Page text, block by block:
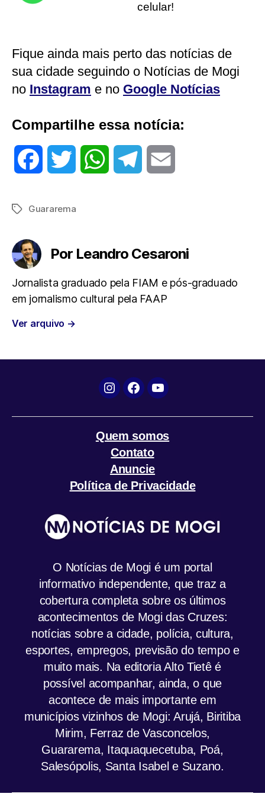
celular!
Fique ainda mais perto das notícias de
sua cidade seguindo o Notícias de Mogi
no Instagram e no Google Notícias
Compartilhe essa notícia:
o
o
k
e A
p
r
m
TagsGuararema
Por Leandro Cesaroni
Jornalista graduado pela FIAM e pós-graduado
em jornalismo cultural pela FAAP
Ver arquivo →
Instagram
FacebookYouTube
Quem somos
Contato
Anuncie
Política de Privacidade
O Notícias de Mogi é um portal
informativo independente, que traz a
cobertura completa sobre os últimos
acontecimentos de Mogi das Cruzes:
notícias sobre a cidade, polícia, cultura,
esportes, empregos, previsão do tempo e
muito mais. Na editoria Alto Tietê é
possível acompanhar, ainda, o que
acontece de mais importante em
municípios vizinhos de Mogi: Arujá, Biritiba
Mirim, Ferraz de Vasconcelos,
Guararema, Itaquaquecetuba, Poá,
Salesópolis, Santa Isabel e Suzano.